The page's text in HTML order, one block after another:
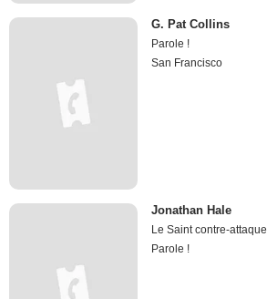
G. Pat Collins
Parole !
San Francisco
Jonathan Hale
Le Saint contre-attaque
Parole !